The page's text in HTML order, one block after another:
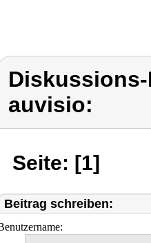
auvisio:
Seite: [1]
Beitrag schreiben: